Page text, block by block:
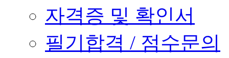
자격증 및 확인서
필기합격 / 점수문의